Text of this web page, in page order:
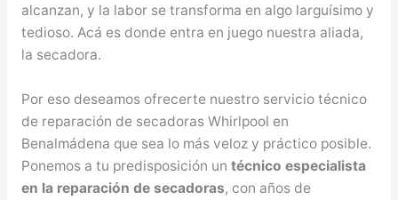
alcanzan, y la labor se transforma en algo larguísimo y
tedioso. Acá es donde entra en juego nuestra aliada,
la secadora.
Por eso deseamos ofrecerte nuestro servicio técnico
de reparación de secadoras Whirlpool en
Benalmádena que sea lo más veloz y práctico posible.
Ponemos a tu predisposición un técnico especialista
en la reparación de secadoras, con años de